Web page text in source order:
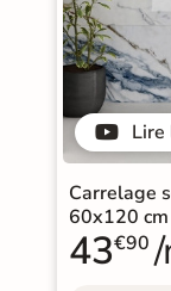
Lire
Carrelage
60x120 cm
43€90 /